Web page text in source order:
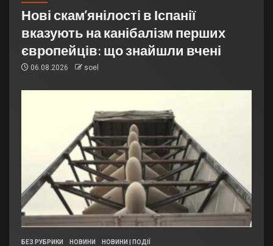
Нові скам’янілості в Іспанії
вказують на канібалізм перших
європейців: що знайшли вчені
06.08.2026 soel
БЕЗ РУБРИКИ НОВИНИ НОВИНИ | ПОДІЇ